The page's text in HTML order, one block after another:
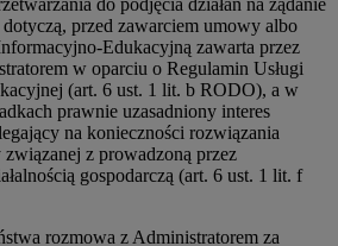
przed zawarciem umowy albo
Edukacyjną zawarta przez
w oparciu o Regulamin Usługi
(art. 6 ust. 1 lit. b RODO), a w
prawnie uzasadniony interes
na konieczności rozwiązania
związanej z prowadzoną przez
gospodarczą (art. 6 ust. 1 lit. f
rozmowa z Administratorem za